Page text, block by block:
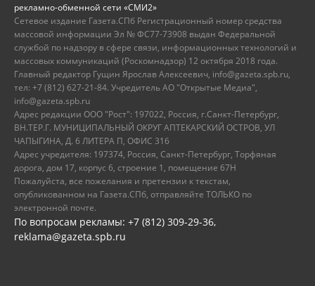
рекламно-обменной сети «СМИ2»
Сетевое издание Газета.СПб Регистрационный номер средства
массовой информации Эл № ФС77-73908 выдан Федеральной
службой по надзору в сфере связи, информационных технологий и
массовых коммуникаций (Роскомнадзор) 12 октября 2018 года.
Главный редактор Гущин Ярослав Алексеевич, info@gazeta.spb.ru,
тел: +7 (812) 627-21-84. Учредитель АО "Открытые Медиа",
info@gazeta.spb.ru
Адрес редакции ООО "Рост": 197022, Россия, г.Санкт-Петербург,
ВН.ТЕР.Г. МУНИЦИПАЛЬНЫЙ ОКРУГ АПТЕКАРСКИЙ ОСТРОВ, УЛ
ЧАПЫГИНА, Д. 6 ЛИТЕРА П, ОФИС 316
Адрес учредителя: 197374, Россия, Санкт-Петербург, Торфяная
дорога, дом 17, корпус 6, строение 1, помещение 67Н
Пожалуйста, все пожелания и претензии к текстам,
опубликованном на Газета.СПб, отправляйте ТОЛЬКО по
электронной почте.
По вопросам рекламы: +7 (812) 309-29-36,
reklama@gazeta.spb.ru